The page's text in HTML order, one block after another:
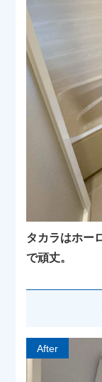
タカラはホー
で頑丈。
After